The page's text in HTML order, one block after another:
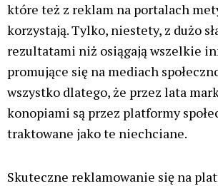
które też z reklam na portalach
korzystają. Tylko, niestety, z dużo
rezultatami niż osiągają wszelkie
promujące się na mediach
wszystko dlatego, że przez lata
konopiami są przez platformy
traktowane jako te niechciane.
Skuteczne reklamowanie się na